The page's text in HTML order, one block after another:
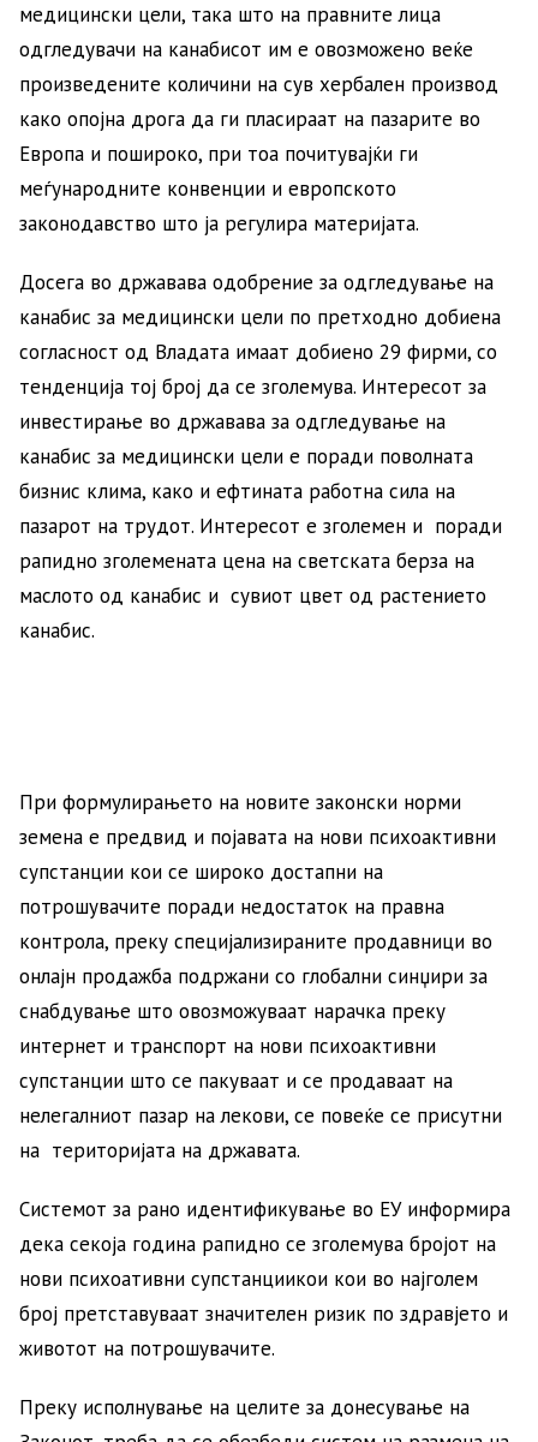
медицински цели, така што на правните лица
одгледувачи на канабисот им е овозможено веќе
произведените количини на сув хербален производ
како опојна дрога да ги пласираат на пазарите во
Европа и пошироко, при тоа почитувајќи ги
меѓународните конвенции и европското
законодавство што ја регулира материјата.
Досега во државава одобрение за одгледување на
канабис за медицински цели по претходно добиена
согласност од Владата имаат добиено 29 фирми, со
тенденција тој број да се зголемува. Интересот за
инвестирање во државава за одгледување на
канабис за медицински цели е поради поволната
бизнис клима, како и ефтината работна сила на
пазарот на трудот. Интересот е зголемен и поради
рапидно зголемената цена на светската берза на
маслото од канабис и сувиот цвет од растението
канабис.
При формулирањето на новите законски норми
земена е предвид и појавата на нови психоактивни
супстанции кои се широко достапни на
потрошувачите поради недостаток на правна
контрола, преку специјализираните продавници во
онлајн продажба подржани со глобални синџири за
снабдување што овозможуваат нарачка преку
интернет и транспорт на нови психоактивни
супстанции што се пакуваат и се продаваат на
нелегалниот пазар на лекови, се повеќе се присутни
на територијата на државата.
Системот за рано идентификување во ЕУ информира
дека секоја година рапидно се зголемува бројот на
нови психоативни супстанциикои кои во најголем
број претставуваат значителен ризик по здравјето и
животот на потрошувачите.
Преку исполнување на целите за донесување на